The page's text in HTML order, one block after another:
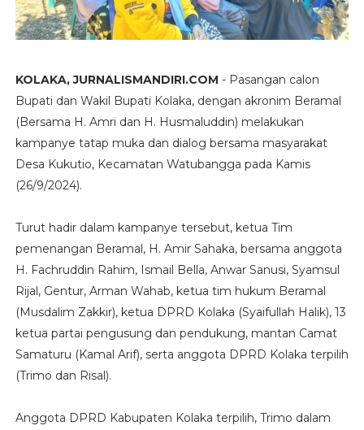
KOLAKA, JURNALISMANDIRI.COM - Pasangan calon
Bupati dan Wakil Bupati Kolaka, dengan akronim Beramal
(Bersama H. Amri dan H. Husmaluddin) melakukan
kampanye tatap muka dan dialog bersama masyarakat
Desa Kukutio, Kecamatan Watubangga pada Kamis
(26/9/2024).
Turut hadir dalam kampanye tersebut, ketua Tim
pemenangan Beramal, H. Amir Sahaka, bersama anggota
H. Fachruddin Rahim, Ismail Bella, Anwar Sanusi, Syamsul
Rijal, Gentur, Arman Wahab, ketua tim hukum Beramal
(Musdalim Zakkir), ketua DPRD Kolaka (Syaifullah Halik), 13
ketua partai pengusung dan pendukung, mantan Camat
Samaturu (Kamal Arif), serta anggota DPRD Kolaka terpilih
(Trimo dan Risal).
Anggota DPRD Kabupaten Kolaka terpilih, Trimo dalam